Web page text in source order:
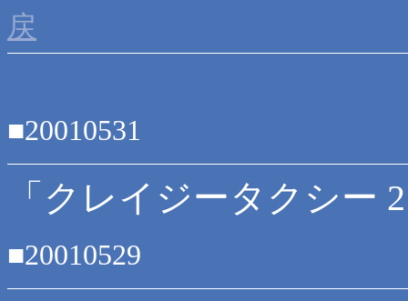
戻
■20010531
「クレイジータクシー
■20010529